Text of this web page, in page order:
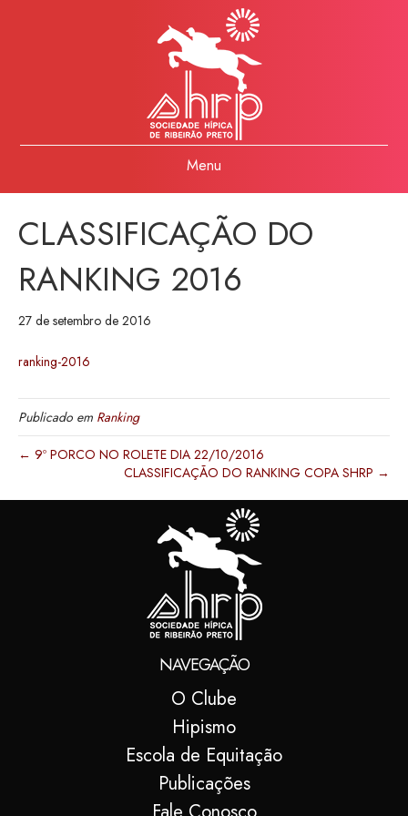
Menu
CLASSIFICAÇÃO DO
RANKING 2016
27 de setembro de 2016
ranking-2016
Publicado em Ranking
← 9º PORCO NO ROLETE DIA 22/10/2016
CLASSIFICAÇÃO DO RANKING COPA SHRP →
NAVEGAÇÃO
O Clube
Hipismo
Escola de Equitação
Publicações